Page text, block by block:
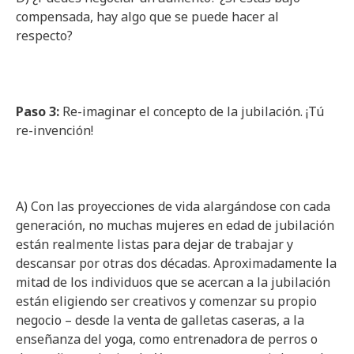
compensada, hay algo que se puede hacer al
respecto?
Paso 3: Re-imaginar el concepto de la jubilación. ¡Tú
re-invención!
A) Con las proyecciones de vida alargándose con cada
generación, no muchas mujeres en edad de jubilación
están realmente listas para dejar de trabajar y
descansar por otras dos décadas. Aproximadamente la
mitad de los individuos que se acercan a la jubilación
están eligiendo ser creativos y comenzar su propio
negocio – desde la venta de galletas caseras, a la
enseñanza del yoga, como entrenadora de perros o